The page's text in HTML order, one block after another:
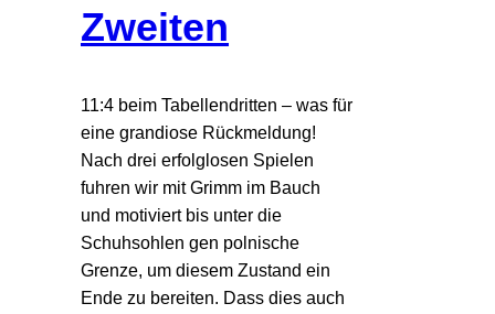
Zweiten
11:4 beim Tabellendritten – was für
eine grandiose Rückmeldung!
Nach drei erfolglosen Spielen
fuhren wir mit Grimm im Bauch
und motiviert bis unter die
Schuhsohlen gen polnische
Grenze, um diesem Zustand ein
Ende zu bereiten. Dass dies auch